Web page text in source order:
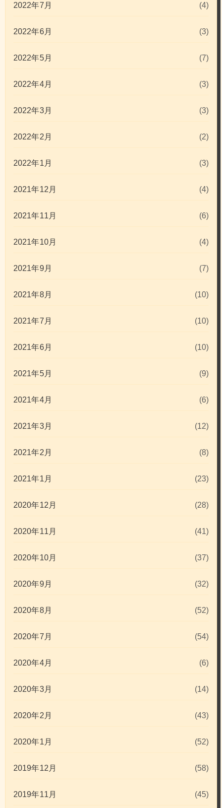
2022年7月 (4)
2022年6月 (3)
2022年5月 (7)
2022年4月 (3)
2022年3月 (3)
2022年2月 (2)
2022年1月 (3)
2021年12月 (4)
2021年11月 (6)
2021年10月 (4)
2021年9月 (7)
2021年8月 (10)
2021年7月 (10)
2021年6月 (10)
2021年5月 (9)
2021年4月 (6)
2021年3月 (12)
2021年2月 (8)
2021年1月 (23)
2020年12月 (28)
2020年11月 (41)
2020年10月 (37)
2020年9月 (32)
2020年8月 (52)
2020年7月 (54)
2020年4月 (6)
2020年3月 (14)
2020年2月 (43)
2020年1月 (52)
2019年12月 (58)
2019年11月 (45)